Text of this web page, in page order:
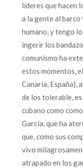
líderes que hacen
a la gente al barco
humano, y tengo
ingerir los
comunismo ha
estos momentos,
Canaria, España),
de los tolerable,
cubano como
García, que ha
que, como sus
vivo
atrapado en los